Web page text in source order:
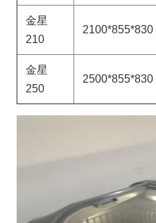
金星
210
2100*855*830
金星
250
2500*855*830